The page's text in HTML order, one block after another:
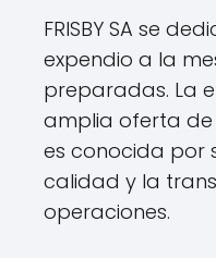
FRISBY SA se
expendio a la
preparadas. La
amplia oferta de
es conocida por
calidad y la
operaciones.